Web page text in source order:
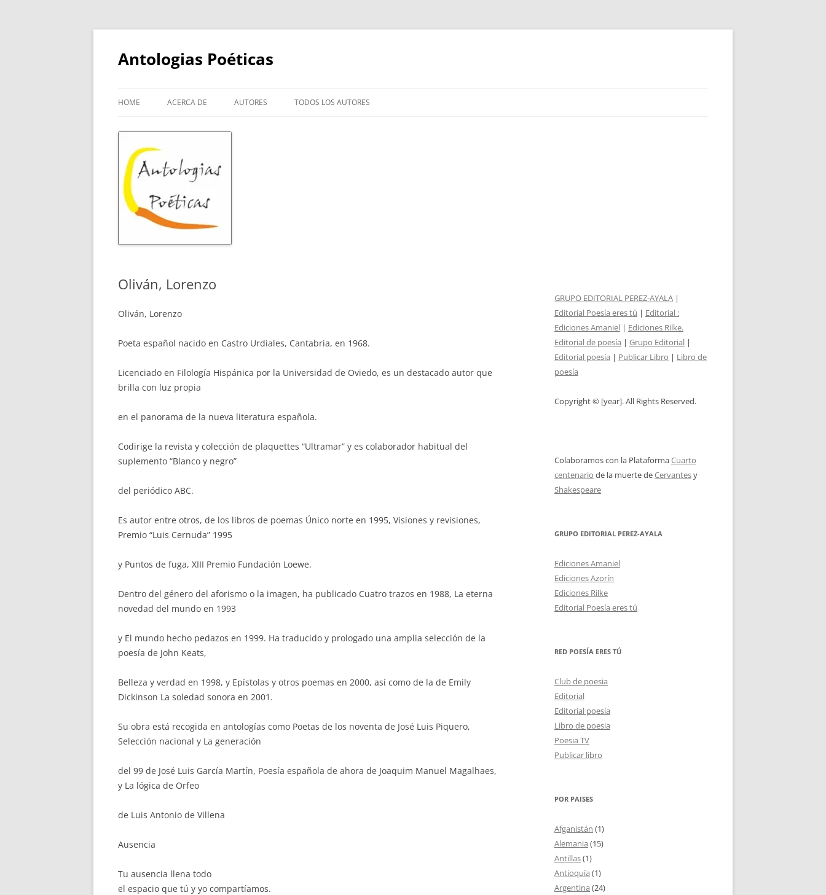
Skip
Antologias Poéticas
HOME ACERCA DE AUTORES TODOS LOS AUTORES
Oliván, Lorenzo
Oliván, Lorenzo
Poeta español nacido en Castro Urdiales, Cantabria, en 1968.
Licenciado en Filología Hispánica por la Universidad de Oviedo, es un destacado autor que
brilla con luz propia
en el panorama de la nueva literatura española.
Codirige la revista y colección de plaquettes “Ultramar” y es colaborador habitual del
suplemento “Blanco y negro”
del periódico ABC.
Es autor entre otros, de los libros de poemas Único norte en 1995, Visiones y revisiones,
Premio “Luis Cernuda” 1995
y Puntos de fuga, XIII Premio Fundación Loewe.
Dentro del género del aforismo o la imagen, ha publicado Cuatro trazos en 1988, La eterna
novedad del mundo en 1993
y El mundo hecho pedazos en 1999. Ha traducido y prologado una amplia selección de la
poesía de John Keats,
Belleza y verdad en 1998, y Epístolas y otros poemas en 2000, así como de la de Emily
Dickinson La soledad sonora en 2001.
Su obra está recogida en antologías como Poetas de los noventa de José Luis Piquero,
Selección nacional y La generación
del 99 de José Luis García Martín, Poesía española de ahora de Joaquim Manuel Magalhaes,
y La lógica de Orfeo
de Luis Antonio de Villena
Ausencia
Tu ausencia llena todo
el espacio que tú y yo compartíamos.
GRUPO EDITORIAL PEREZ-AYALA |
Editorial Poesía eres tú | Editorial :
Ediciones Amaniel | Ediciones Rilke.
Editorial de poesía | Grupo Editorial |
Editorial poesía | Publicar Libro | Libro de
poesía
Copyright © [year]. All Rights Reserved.
Colaboramos con la PlataformaCuarto
centenario de la muerte deCervantesy
Shakespeare
GRUPO EDITORIAL PEREZ-AYALA
Ediciones Amaniel
Ediciones Azorín
Ediciones Rilke
Editorial Poesía eres tú
RED POESÍA ERES TÚ
Club de poesia
Editorial
Editorial poesía
Libro de poesia
Poesia TV
Publicar libro
POR PAISES
Afganistán (1)
Alemania (15)
Antillas(1)
Antioquía (1)
Argentina (24)